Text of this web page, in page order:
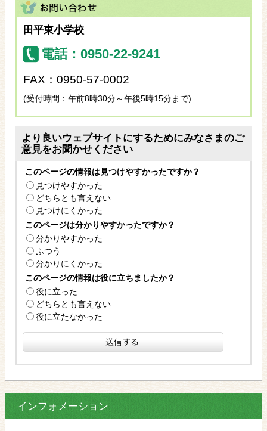
田平東小学校
電話：0950-22-9241
FAX：0950-57-0002
(受付時間：午前8時30分～午後5時15分まで)
より良いウェブサイトにするためにみなさまのご
意見をお聞かせください
このページの情報は見つけやすかったですか？
見つけやすかった
どちらとも言えない
見つけにくかった
このページは分かりやすかったですか？
分かりやすかった
ふつう
分かりにくかった
このページの情報は役に立ちましたか？
役に立った
どちらとも言えない
役に立たなかった
インフォメーション